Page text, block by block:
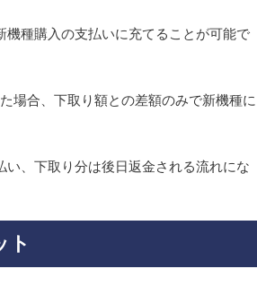
種購入の支払いに充てることが可能で
場合、下取り額との差額のみで新機種に
、下取り分は後日返金される流れにな
ト